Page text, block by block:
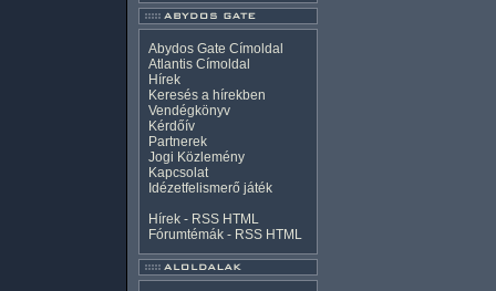
Abydos Gate Címoldal
Atlantis Címoldal
Hírek
Keresés a hírekben
Vendégkönyv
Kérdőív
Partnerek
Jogi Közlemény
Kapcsolat
Idézetfelismerő játék
Hírek - RSS HTML
Fórumtémák - RSS HTML